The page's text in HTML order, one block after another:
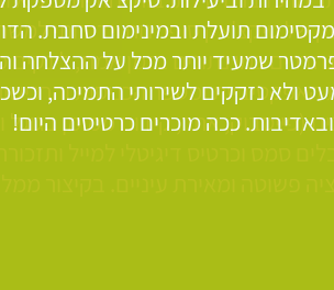
תועלת ובמינימום סחבת.
שמעיד יותר מכל על ההצלחה
ולא נזקקים לשירותי התמיכה,
ככה מוכרים כרטיסים היום!
טיקצ'אק סופר נוח וידידותי
כמו נתונים בזמן אמת, לינקים
ומספר הכניסות
(פייסבוק, אתר, קידום ממומן בגוגל